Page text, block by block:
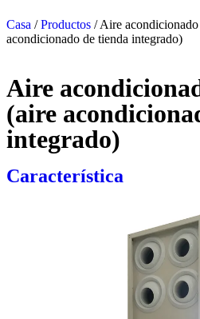
Casa /Productos /Aire
acondicionado de tienda integrado)
Aire
(aire
integrado)
Característica